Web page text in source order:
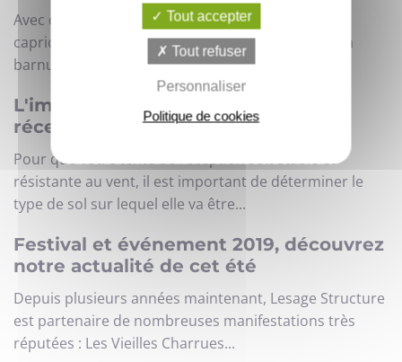
Avec des températures glaciales et une météo
capricieuse, organiser un marché de Noël sous un
barnum de réception à...
L'implantation de votre tente de
réception
Pour que votre tente de réception soit stable et
résistante au vent, il est important de déterminer le
type de sol sur lequel elle va être...
Festival et événement 2019, découvrez
notre actualité de cet été
Depuis plusieurs années maintenant, Lesage Structure
est partenaire de nombreuses manifestations très
réputées : Les Vieilles Charrues...
Tout accepter
Tout refuser
Personnaliser
Politique de cookies